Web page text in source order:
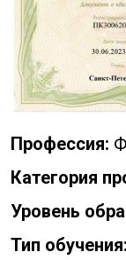
Профессия:
Категория
Уровень
Тип обучения: